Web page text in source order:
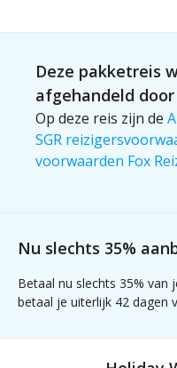
Deze pakketreis
afgehandeld door
Op deze reis zijn de
SGR
voorwaarden Fox
Nu slechts 35%
Betaal nu slechts 35% van
betaal je uiterlijk 42 dagen